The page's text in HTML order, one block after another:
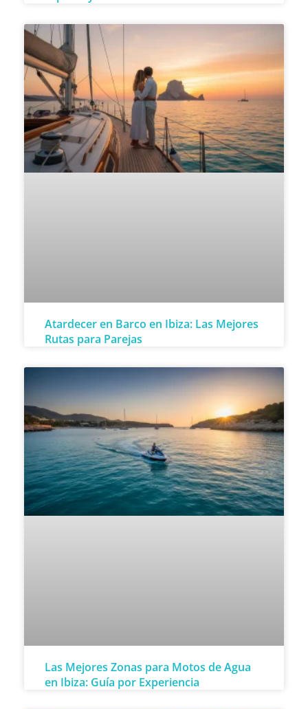
Atardecer en Barco en Ibiza: Las Mejores
Rutas para Parejas
Las Mejores Zonas para Motos de Agua
en Ibiza: Guía por Experiencia